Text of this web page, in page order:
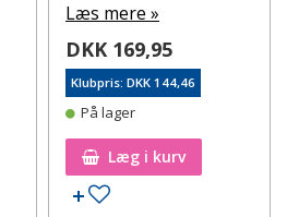
Læs mere »
DKK 169,95
Klubpris: DKK 144,46
På lager
Læg i kurv
Tilføj til ønskeseddel